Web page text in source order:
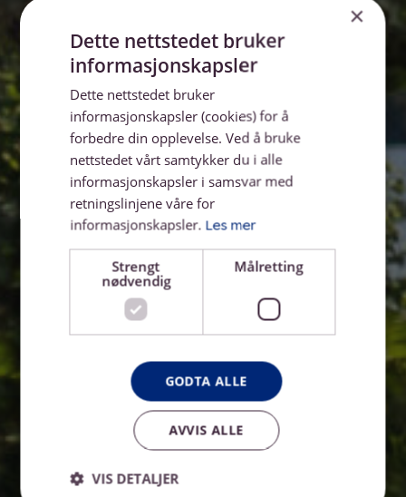
×
Dette nettstedet bruker
informasjonskapsler
Dette nettstedet bruker
informasjonskapsler (cookies) for å
forbedre din opplevelse. Ved å bruke
nettstedet vårt samtykker du i alle
informasjonskapsler i samsvar med
retningslinjene våre for
informasjonskapsler. Les mer
Strengt
nødvendig
Målretting
GODTA ALLE
AVVIS ALLE
VIS DETALJER